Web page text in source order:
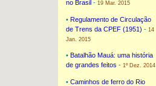
no Brasil - 19 Mar. 2015
• Regulamento de Circulação
de Trens da CPEF (1951) - 14
Jan. 2015
• Batalhão Mauá: uma história
de grandes feitos - 1º Dez. 2014
• Caminhos de ferro do Rio